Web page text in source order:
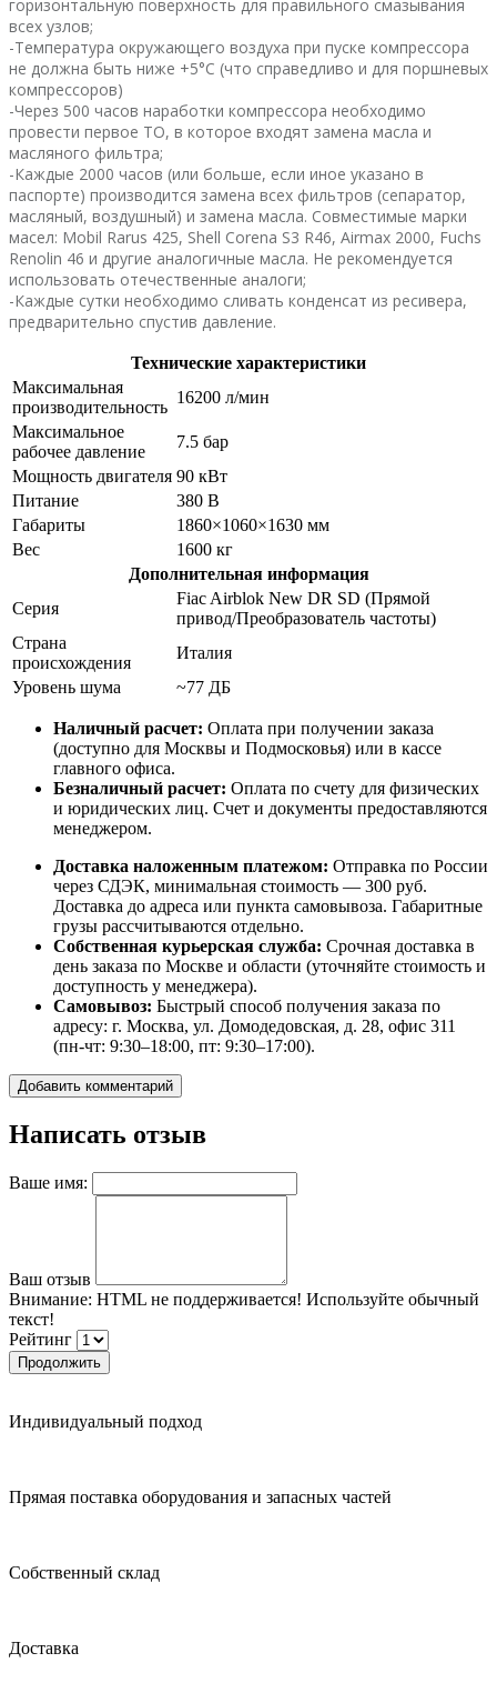
горизонтальную поверхность для правильного смазывания
всех узлов;
-Температура окружающего воздуха при пуске компрессора
не должна быть ниже +5°C (что справедливо и для поршневых
компрессоров)
-Через 500 часов наработки компрессора необходимо
провести первое ТО, в которое входят замена масла и
масляного фильтра;
-Каждые 2000 часов (или больше, если иное указано в
паспорте) производится замена всех фильтров (сепаратор,
масляный, воздушный) и замена масла. Совместимые марки
масел: Mobil Rarus 425, Shell Corena S3 R46, Airmax 2000, Fuchs
Renolin 46 и другие аналогичные масла. Не рекомендуется
использовать отечественные аналоги;
-Каждые сутки необходимо сливать конденсат из ресивера,
предварительно спустив давление.
Технические характеристики
Максимальная
производительность
16200 л/мин
Максимальное
рабочее давление
7.5 бар
Мощность двигателя 90 кВт
Питание
380 В
Габариты
1860×1060×1630 мм
Вес
1600 кг
Дополнительная информация
Серия
Fiac Airblok New DR SD (Прямой
привод/Преобразователь частоты)
Страна
происхождения
Италия
Уровень шума
~77 ДБ
Наличный расчет: Оплата при получении заказа
(доступно для Москвы и Подмосковья) или в кассе
главного офиса.
Безналичный расчет: Оплата по счету для физических
и юридических лиц. Счет и документы предоставляются
менеджером.
Доставка наложенным платежом: Отправка по России
через СДЭК, минимальная стоимость — 300 руб.
Доставка до адреса или пункта самовывоза. Габаритные
грузы рассчитываются отдельно.
Собственная курьерская служба: Срочная доставка в
день заказа по Москве и области (уточняйте стоимость и
доступность у менеджера).
Самовывоз: Быстрый способ получения заказа по
адресу: г. Москва, ул. Домодедовская, д. 28, офис 311
(пн-чт: 9:30–18:00, пт: 9:30–17:00).
Добавить комментарий
Написать отзыв
Ваше имя:
Ваш отзыв
Внимание: HTML не поддерживается! Используйте обычный
текст!
Рейтинг
Продолжить
Индивидуальный подход
Прямая поставка оборудования и запасных частей
Собственный склад
Доставка